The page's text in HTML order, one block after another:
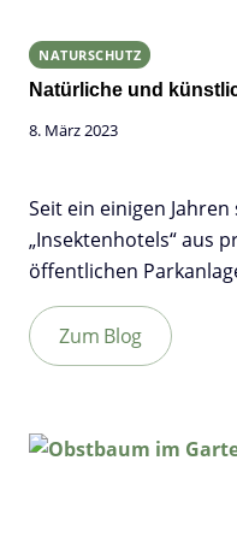
NATURSCHUTZ
Natürliche und
8. März 2023
Seit ein einigen
„Insektenhotels“ aus
öffentlichen
Zum Blog